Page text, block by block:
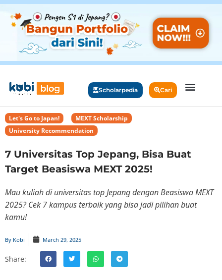
Scholarpedia Cari
Let's Go to Japan! MEXT Scholarship
University Recommendation
7 Universitas Top Jepang, Bisa Buat
Target Beasiswa MEXT 2025!
Mau kuliah di universitas top Jepang dengan Beasiswa MEXT
2025? Cek 7 kampus terbaik yang bisa jadi pilihan buat
kamu!
By Kobi March 29, 2025
Share: